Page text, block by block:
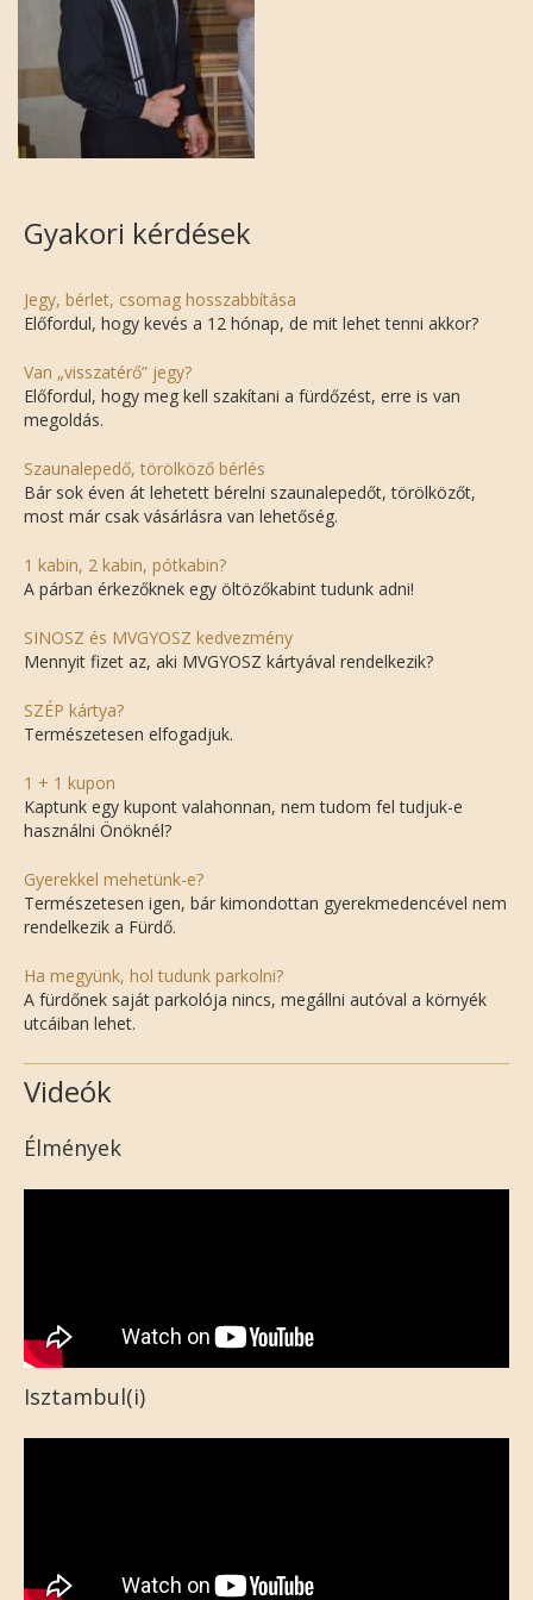
Gyakori kérdések
Jegy, bérlet, csomag hosszabbítása
Előfordul, hogy kevés a 12 hónap, de mit lehet tenni akkor?
Van „visszatérő” jegy?
Előfordul, hogy meg kell szakítani a fürdőzést, erre is van
megoldás.
Szaunalepedő, törölköző bérlés
Bár sok éven át lehetett bérelni szaunalepedőt, törölközőt,
most már csak vásárlásra van lehetőség.
1 kabin, 2 kabin, pótkabin?
A párban érkezőknek egy öltözőkabint tudunk adni!
SINOSZ és MVGYOSZ kedvezmény
Mennyit fizet az, aki MVGYOSZ kártyával rendelkezik?
SZÉP kártya?
Természetesen elfogadjuk.
1 + 1 kupon
Kaptunk egy kupont valahonnan, nem tudom fel tudjuk-e
használni Önöknél?
Gyerekkel mehetünk-e?
Természetesen igen, bár kimondottan gyerekmedencével nem
rendelkezik a Fürdő.
Ha megyünk, hol tudunk parkolni?
A fürdőnek saját parkolója nincs, megállni autóval a környék
utcáiban lehet.
Videók
Élmények
Isztambul(i)